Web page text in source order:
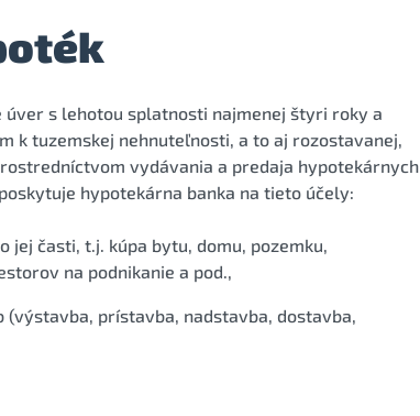
úver s lehotou splatnosti najmenej štyri roky a
k tuzemskej nehnuteľnosti, a to aj rozostavanej,
vydávania a predaja hypotekárnych
hypotekárna banka na tieto účely:
jej časti, t.j. kúpa bytu, domu, pozemku,
na podnikanie a pod.,
prístavba, nadstavba, dostavba,